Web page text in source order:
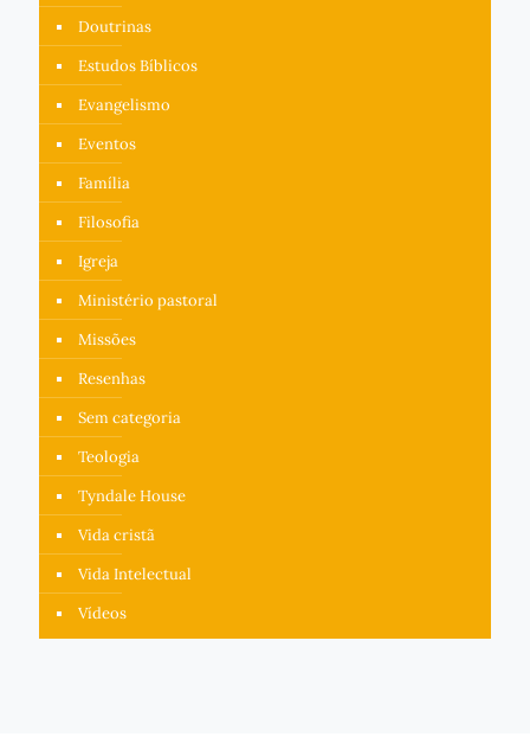
Doutrinas
Estudos Bíblicos
Evangelismo
Eventos
Família
Filosofia
Igreja
Ministério pastoral
Missões
Resenhas
Sem categoria
Teologia
Tyndale House
Vida cristã
Vida Intelectual
Vídeos